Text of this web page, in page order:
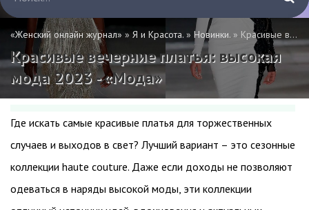
«Женский онлайн журнал» » Я и Красота. » Новинки. » Красивые вечерние платья: высокая мода 2023 - «Мода»
Красивые вечерние платья: высокая
мода 2023 - «Мода»
Где искать самые красивые платья для торжественных
случаев и выходов в свет? Лучший вариант – это сезонные
коллекции haute couture. Даже если доходы не позволяют
одеваться в наряды высокой моды, эти коллекции